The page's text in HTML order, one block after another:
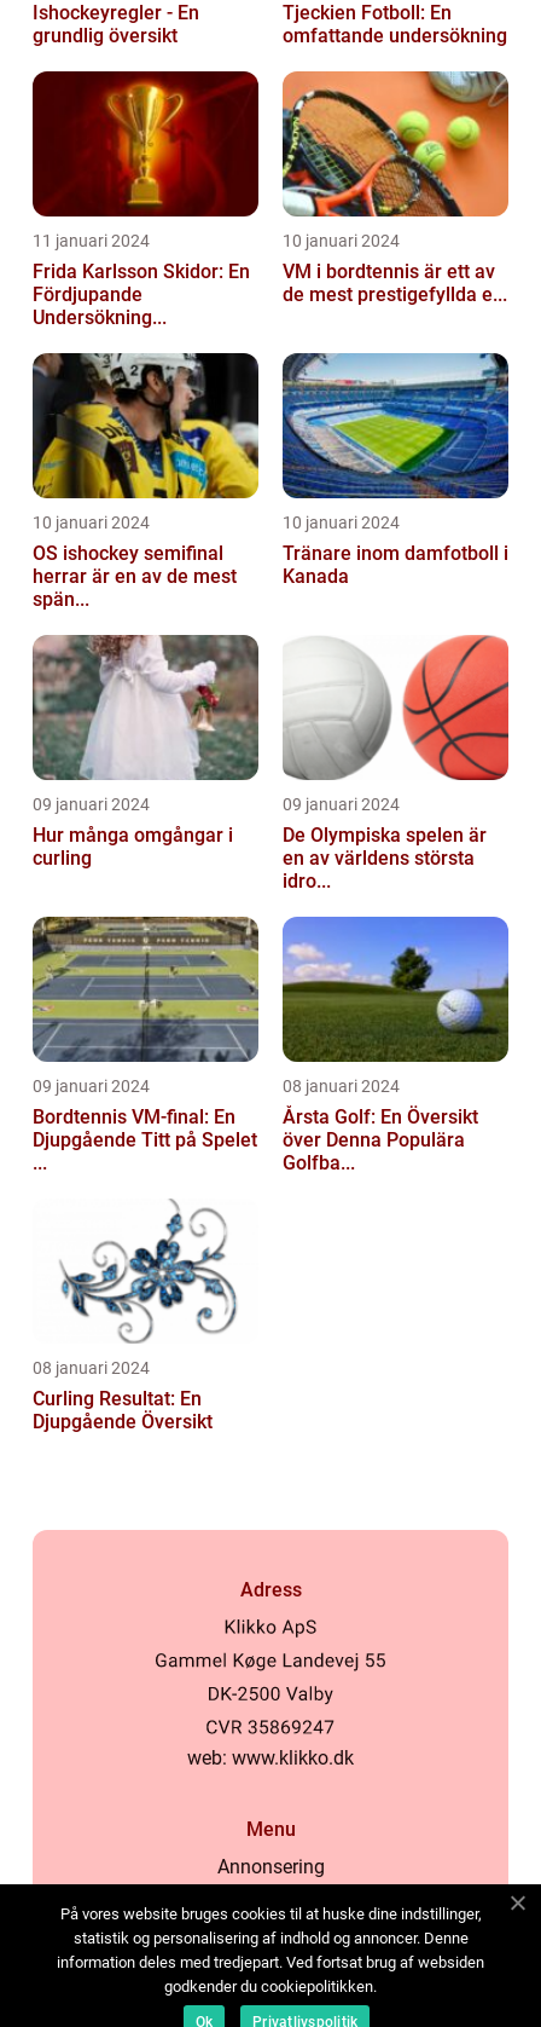
Ishockeyregler - En
grundlig översikt
Tjeckien Fotboll: En
omfattande undersökning
11 januari 2024
Frida Karlsson Skidor: En
Fördjupande
Undersökning...
10 januari 2024
VM i bordtennis är ett av
de mest prestigefyllda e...
10 januari 2024
OS ishockey semifinal
herrar är en av de mest
spän...
10 januari 2024
Tränare inom damfotboll i
Kanada
09 januari 2024
Hur många omgångar i
curling
09 januari 2024
De Olympiska spelen är
en av världens största
idro...
09 januari 2024
Bordtennis VM-final: En
Djupgående Titt på Spelet
...
08 januari 2024
Årsta Golf: En Översikt
över Denna Populära
Golfba...
08 januari 2024
Curling Resultat: En
Djupgående Översikt
Adress
web: www.klikko.dk
Menu
Annonsering
Cookies
Kontakta oss
Sitemap
På vores website bruges cookies til at huske dine indstillinger,
statistik og personalisering af indhold og annoncer. Denne
information deles med tredjepart. Ved fortsat brug af websiden
godkender du cookiepolitikken.
Ok Privatlivspolitik